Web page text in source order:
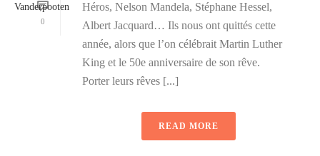
0
Héros, Nelson Mandela, Stéphane Hessel,
Albert Jacquard… Ils nous ont quittés cette
année, alors que l’on célébrait Martin Luther
King et le 50e anniversaire de son rêve.
Porter leurs rêves [...]
READ MORE